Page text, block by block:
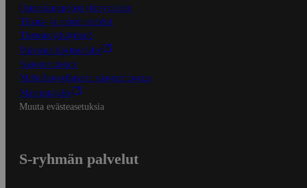
Osuuskauppojen yhteystiedot
Tilaus- ja toimitusehdot
Tietosuojakäytäntö
Palvelun käyttöehdot
Saavutettavuus
Mobiilisovelluksen saavutettavuus
Mainostajalle
Muuta evästeasetuksia
S-ryhmän palvelut